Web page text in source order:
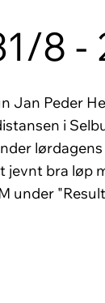
8 -
Jan Peder
i
jevnt bra løp
under